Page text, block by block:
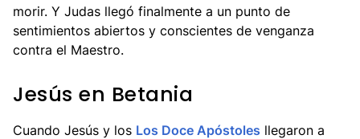
morir. Y Judas llegó finalmente a un punto de
sentimientos abiertos y conscientes de venganza
contra el Maestro.
Jesús en Betania
Cuando Jesús y los Los Doce Apóstoles llegaron a